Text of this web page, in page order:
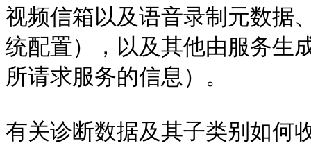
视频信箱以及语音录制元数据
统配置），以及其他由服务生
所请求服务的信息）。
有关诊断数据及其子类别如何